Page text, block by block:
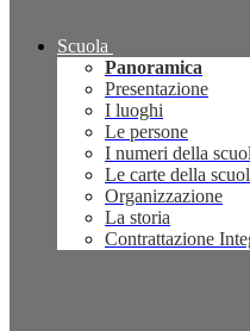
Scuola
Panoramica
Presentazione
I luoghi
Le persone
I numeri della
Le carte della
Organizzazione
La storia
Contrattazione